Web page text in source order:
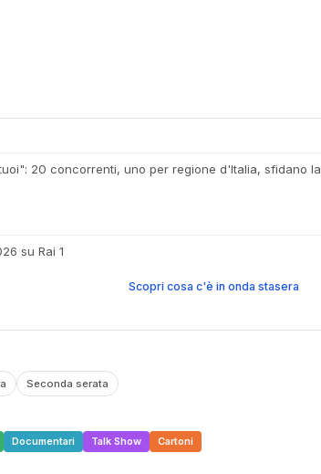
20 concorrenti, uno per regione d'Italia, sfidano
su Rai 1
Scopri cosa c'è in onda stasera
Seconda serata
Documentari Talk Show Cartoni